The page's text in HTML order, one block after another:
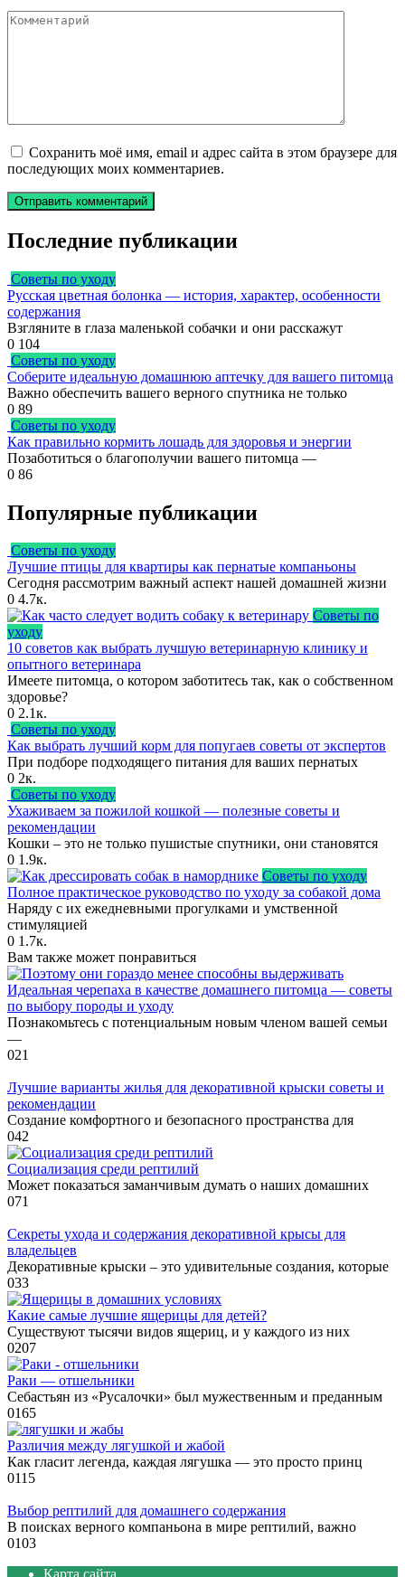
Комментарий
Сохранить моё имя, email и адрес сайта в этом браузере для
последующих моих комментариев.
Последние публикации
Советы по уходу
Русская цветная болонка — история, характер, особенности
содержания
Взгляните в глаза маленькой собачки и они расскажут
0 104
Советы по уходу
Соберите идеальную домашнюю аптечку для вашего питомца
Важно обеспечить вашего верного спутника не только
0 89
Советы по уходу
Как правильно кормить лошадь для здоровья и энергии
Позаботиться о благополучии вашего питомца —
0 86
Популярные публикации
Советы по уходу
Лучшие птицы для квартиры как пернатые компаньоны
Сегодня рассмотрим важный аспект нашей домашней жизни
0 4.7к.
Советы по
уходу
10 советов как выбрать лучшую ветеринарную клинику и
опытного ветеринара
Имеете питомца, о котором заботитесь так, как о собственном
здоровье?
0 2.1к.
Советы по уходу
Как выбрать лучший корм для попугаев советы от экспертов
При подборе подходящего питания для ваших пернатых
0 2к.
Советы по уходу
Ухаживаем за пожилой кошкой — полезные советы и
рекомендации
Кошки – это не только пушистые спутники, они становятся
0 1.9к.
Советы по уходу
Полное практическое руководство по уходу за собакой дома
Наряду с их ежедневными прогулками и умственной
стимуляцией
0 1.7к.
Вам также может понравиться
Идеальная черепаха в качестве домашнего питомца — советы
по выбору породы и уходу
Познакомьтесь с потенциальным новым членом вашей семьи
—
021
Лучшие варианты жилья для декоративной крыски советы и
рекомендации
Создание комфортного и безопасного пространства для
042
Социализация среди рептилий
Может показаться заманчивым думать о наших домашних
071
Секреты ухода и содержания декоративной крысы для
владельцев
Декоративные крыски – это удивительные создания, которые
033
Какие самые лучшие ящерицы для детей?
Существуют тысячи видов ящериц, и у каждого из них
0207
Раки — отшельники
Себастьян из «Русалочки» был мужественным и преданным
0165
Различия между лягушкой и жабой
Как гласит легенда, каждая лягушка — это просто принц
0115
Выбор рептилий для домашнего содержания
В поисках верного компаньона в мире рептилий, важно
0103